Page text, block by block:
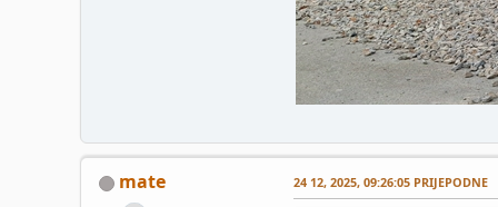
mate 24 12, 2025, 09:26:05 PRIJEPODNE